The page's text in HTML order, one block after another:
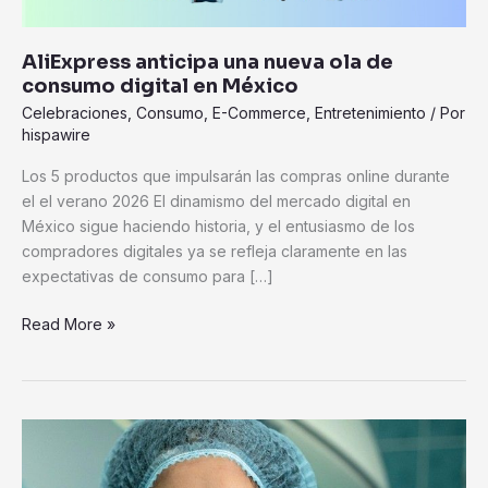
AliExpress anticipa una nueva ola de
consumo digital en México
Celebraciones Consumo E-Commerce Entretenimiento / Por
hispawire
Los 5 productos que impulsarán las compras online durante
el el verano 2026 El dinamismo del mercado digital en
México sigue haciendo historia, y el entusiasmo de los
compradores digitales ya se refleja claramente en las
expectativas de consumo para […]
Read More »
patrones